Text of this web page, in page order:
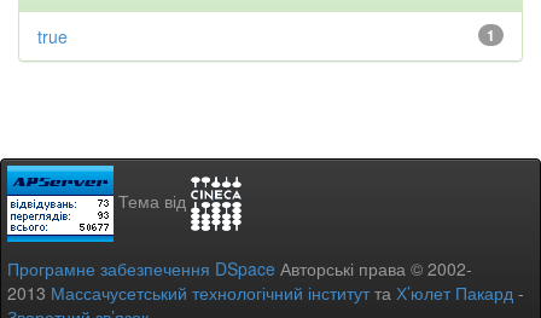
1
true
Тема від
Програмне забезпечення DSpace Авторські права © 2002-
2013 Массачусетський технологічний інститутта Х’юлет Пакард -